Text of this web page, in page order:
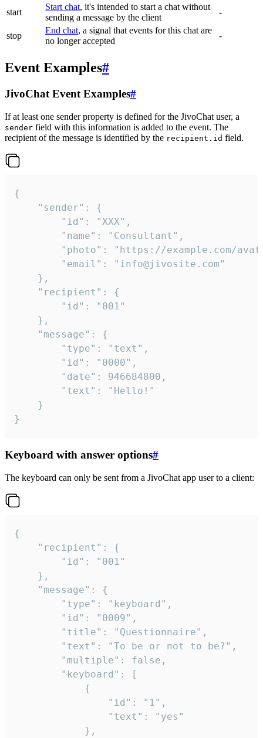
start
Start chat, it's intended to start a chat without
sending a message by the client
-
stop
End chat, a signal that events for this chat are
no longer accepted
-
Event Examples#
JivoChat Event Examples#
If at least one sender property is defined for the JivoChat user, a
sender field with this information is added to the event. The
recipient of the message is identified by the recipient.id field.
{
}
Keyboard with answer options#
The keyboard can only be sent from a JivoChat app user to a client:
{